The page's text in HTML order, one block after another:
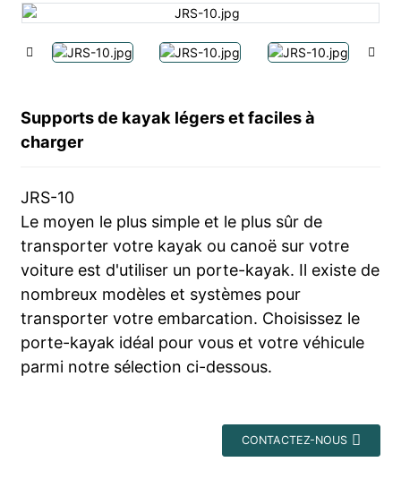
Supports de kayak légers et faciles à
charger
JRS-10
Le moyen le plus simple et le plus sûr de
transporter votre kayak ou canoë sur votre
voiture est d'utiliser un porte-kayak. Il existe de
nombreux modèles et systèmes pour
transporter votre embarcation. Choisissez le
porte-kayak idéal pour vous et votre véhicule
parmi notre sélection ci-dessous.
CONTACTEZ-NOUS